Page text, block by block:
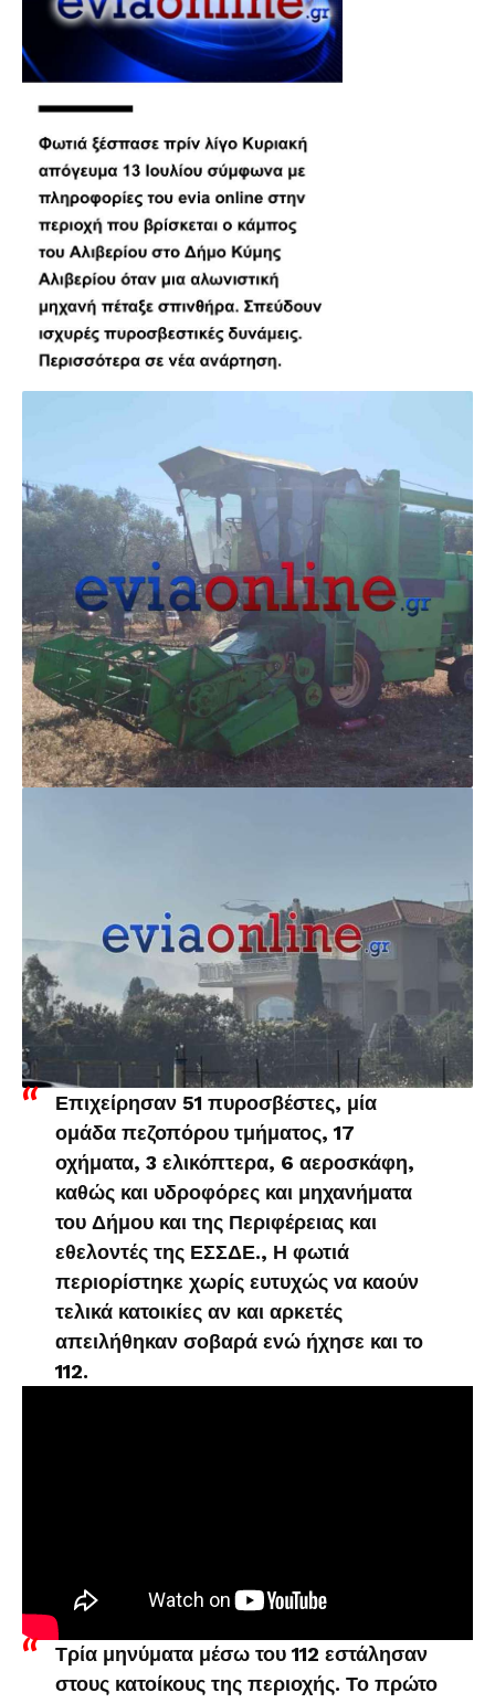
Επιχείρησαν 51 πυροσβέστες, μία
ομάδα πεζοπόρου τμήματος, 17
οχήματα, 3 ελικόπτερα, 6 αεροσκάφη,
καθώς και υδροφόρες και μηχανήματα
του Δήμου και της Περιφέρειας και
εθελοντές της ΕΣΣΔΕ., Η φωτιά
περιορίστηκε χωρίς ευτυχώς να καούν
τελικά κατοικίες αν και αρκετές
απειλήθηκαν σοβαρά ενώ ήχησε και το
112.
Τρία μηνύματα μέσω του 112 εστάλησαν
στους κατοίκους της περιοχής. Το πρώτο